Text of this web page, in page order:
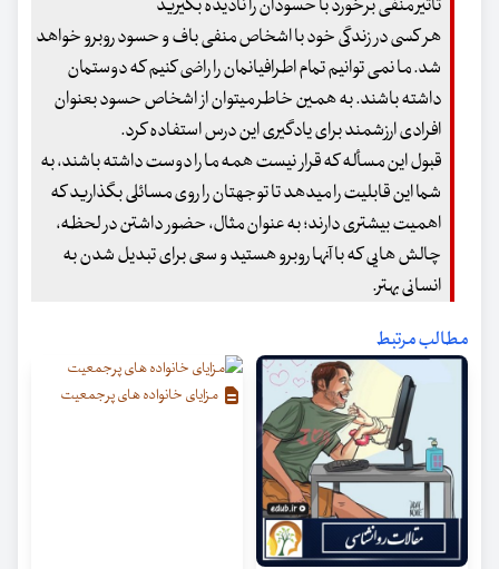
تأثیر منفی برخورد با حسودان را نادیده بگیرید
هر کسی در زندگی خود با اشخاص منفی باف و حسود روبرو خواهد
شد. ما نمی توانیم تمام اطرافیانمان را راضی کنیم که دوستمان
داشته باشند. به همین خاطر میتوان از اشخاص حسود بعنوان
افرادی ارزشمند برای یادگیری این درس استفاده کرد.
قبول این مسأله که قرار نیست همه ما را دوست داشته باشند، به
شما این قابلیت را میدهد تا توجهتان را روی مسائلی بگذارید که
اهمیت بیشتری دارند؛ به عنوان مثال، حضور داشتن در لحظه،
چالش هایی که با آنها روبرو هستید و سعی برای تبدیل شدن به
انسانی بهتر.
مطالب مرتبط
مزایای خانواده های پرجمعیت